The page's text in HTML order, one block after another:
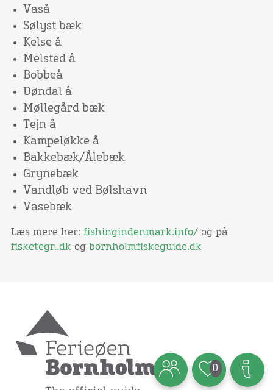
Vaså
Sølyst bæk
Kelse å
Melsted å
Bobbeå
Døndal å
Møllegård bæk
Tejn å
Kampeløkke å
Bakkebæk/Ålebæk
Grynebæk
Vandløb ved Bølshavn
Vasebæk
Læs mere her: fishingindenmark.info/og på
fisketegn.dkogbornholmfiskeguide.dk
0